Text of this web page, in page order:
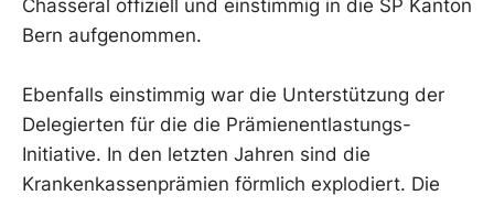
Chasseral offiziell und einstimmig in die SP Kanton
Bern aufgenommen.
Ebenfalls einstimmig war die Unterstützung der
Delegierten für die die Prämienentlastungs-
Initiative. In den letzten Jahren sind die
Krankenkassenprämien förmlich explodiert. Die